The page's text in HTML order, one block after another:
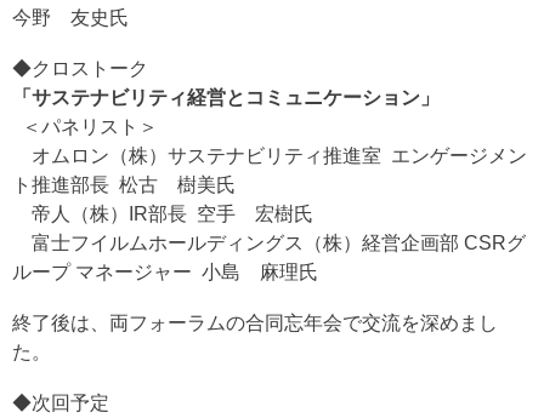
今野 友史氏
◆クロストーク
「サステナビリティ経営とコミュニケーション」
＜パネリスト＞
オムロン（株）サステナビリティ推進室 エンゲージメン
ト推進部長 松古 樹美氏
帝人（株）IR部長 空手 宏樹氏
富士フイルムホールディングス（株）経営企画部 CSRグ
ループ マネージャー 小島 麻理氏
終了後は、両フォーラムの合同忘年会で交流を深めまし
た。
◆次回予定